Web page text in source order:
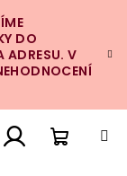
DO
ADRESU. V